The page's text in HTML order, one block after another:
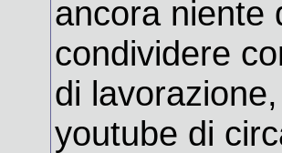
ancora niente
condividere
di
youtube di